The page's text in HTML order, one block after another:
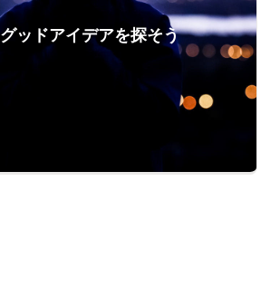
グッドアイデアを探そう